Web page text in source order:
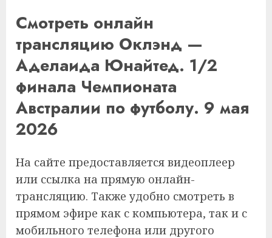
Смотреть онлайн
трансляцию Оклэнд —
Аделаида Юнайтед. 1/2
финала Чемпионата
Австралии по футболу. 9 мая
2026
На сайте предоставляется видеоплеер
или ссылка на прямую онлайн-
трансляцию. Также удобно смотреть в
прямом эфире как с компьютера, так и с
мобильного телефона или другого